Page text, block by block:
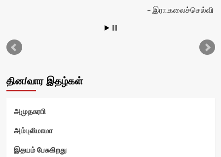
இரா.கலைச்செல்வி
தின/வார இதழ்கள்
அமுதசுரபி
அம்புலிமாமா
இதயம் பேசுகிறது